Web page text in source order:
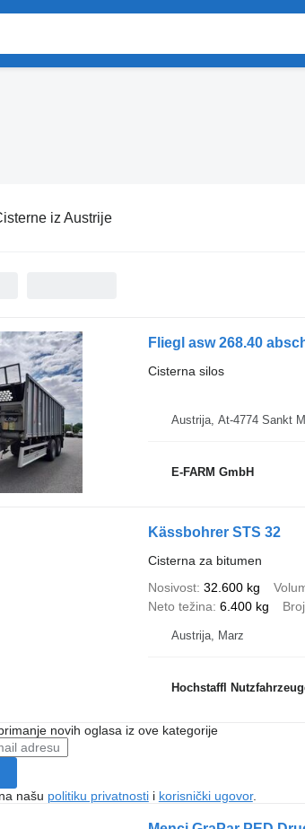
iz Austrije
Fliegl asw 268.40
Cisterna silos
Austrija, At-4774 Sankt
E-FARM GmbH
Kässbohrer STS 32
Cisterna za bitumen
Nosivost 32.600 kg
Neto težina 6.400 kg
Austrija, Marz
Hochstaffl
novih oglasa iz ove kategorije
našu politiku privatnostii korisnički ugovor.